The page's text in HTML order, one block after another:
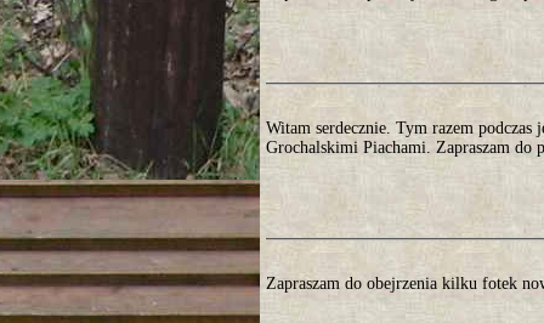
Witam serdecznie. Tym razem
Grochalskimi Piachami. Zapraszam do
Zapraszam do obejrzenia kilku fotek